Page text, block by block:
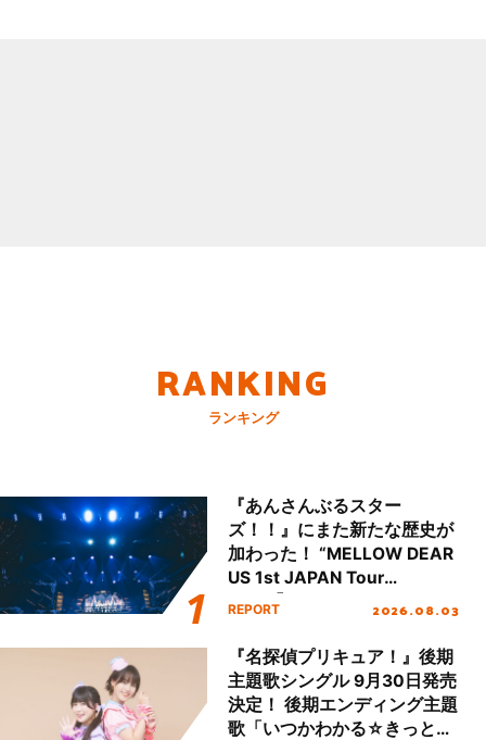
RANKING
ランキング
『あんさんぶるスター
ズ！！』にまた新たな歴史が
加わった！ “MELLOW DEAR
US 1st JAPAN Tour
Final「NICE to meet YOU
ート!!
REPORT 2026.08.03
『名探偵プリキュア！』後期
主題歌シングル 9月30日発売
決定！ 後期エンディング主題
歌「いつかわかる☆きっとあ